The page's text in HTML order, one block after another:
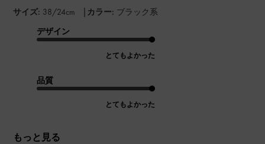
サイズ: 38/24cm | カラー: ブラック系
デザイン
とてもよかった
品質
とてもよかった
もっと見る